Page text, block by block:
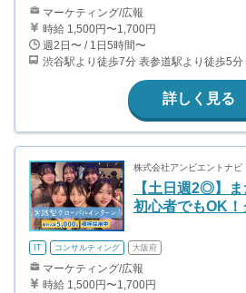
マーケティング/広報
時給 1,500円〜1,700円
週2日〜 / 1日5時間〜
渋谷駅より徒歩7分 表参道駅より徒歩5分
詳しく見る
株式会社アンビエントナビ
【土日週2◎】
初心者でもOK
IT コンサルティング 大阪府
マーケティング/広報
時給 1,500円〜1,700円